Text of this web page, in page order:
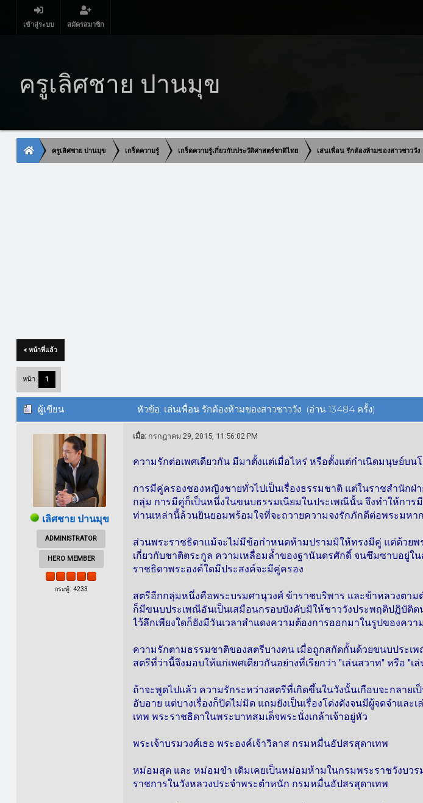
เข้าสู่ระบบ สมัครสมาชิก
ครูเลิศชาย ปานมุข
ครูเลิศชาย ปานมุข เกร็ดความรู้ เกร็ดความรู้เกี่ยวกับประวัติศาสตร์ชาติไทย เล่นเพื่อน รักต้องห้ามของสาวชาววัง
« หน้าที่แล้ว
หน้า: 1
ผู้เขียน หัวข้อ: เล่นเพื่อน รักต้องห้ามของสาวชาววัง (อ่าน 13484 ครั้ง)
เลิศชาย ปานมุข
ADMINISTRATOR
HERO MEMBER
กระทู้: 4233
เมื่อ:กรกฎาคม 29, 2015, 11:56:02 PM
ความรักต่อเพศเดียวกัน มีมาตั้งแต่เมื่อไหร่ หรือตั้งแต่กำเนิดมนุษย์บน
การมีคู่ครองชองหญิงชายทั่วไปเป็นเรื่องธรรมชาติ แต่ในราชสำนัก
กลุ่ม การมีคู่ก็เป็นหนึ่งในขนบธรรมเนียมในประเพณีนั้น จึงทำให้การ
ท่านเหล่านี้ล้วนยินยอมพร้อมใจที่จะถวายความจงรักภักดีต่อพระมหาก
ส่วนพระราชธิดาแม้จะไม่มีข้อกำหนดห้ามปรามมิให้ทรงมีคู่ แต่ด้วยพ
เกี่ยวกับชาติตระกูล ความเหลื่อมล้ำของฐานันดรศักดิ์ จนซึมซาบอยู่
ราชธิดาพระองค์ใดมีประสงค์จะมีคู่ครอง
สตรีอีกกลุ่มหนึ่งคือพระบรมศานุวงศ์ ข้าราชบริพาร และข้าหลวงตา
ก็มีขนบประเพณีอันเป็นเสมือนกรอบบังคับมิให้ชาววังประพฤติปฏิบัติ
ไว้ลึกเพียงใดก็ยังมีวันเวลาสำแดงความต้องการออกมาในรูปของควา
ความรักตามธรรมชาติของสตรีบางคน เมื่อถูกสกัดกั้นด้วยขนบประเ
สตรีที่ว่านี้จึงมอบให้แก่เพศเดียวกันอย่างที่เรียกว่า "เล่นสวาท" หรือ "เ
ถ้าจะพูดไปแล้ว ความรักระหว่างสตรีที่เกิดขึ้นในวังนั้นเกือบจะกลาย
อับอาย แต่บางเรื่องก็ปิดไม่มิด แถมยังเป็นเรื่องโด่งดังจนมีผู้จดจำแ
เทพ พระราชธิดาในพระบาทสมเด็จพระนั่งเกล้าเจ้าอยู่หัว
พระเจ้าบรมวงศ์เธอ พระองค์เจ้าวิลาส กรมหมื่นอัปสรสุดาเทพ
หม่อมสุด และ หม่อมขำ เดิมเคยเป็นหม่อมห้ามในกรมพระราชวังบว
ราชการในวังหลวงประจำพระตำหนัก กรมหมื่นอัปสรสุดาเทพ